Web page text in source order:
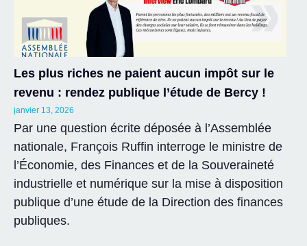
Les plus riches ne paient aucun impôt sur le
revenu : rendez publique l’étude de Bercy !
janvier 13, 2026
Par une question écrite déposée à l’Assemblée
nationale, François Ruffin interroge le ministre de
l’Économie, des Finances et de la Souveraineté
industrielle et numérique sur la mise à disposition
publique d’une étude de la Direction des finances
publiques.